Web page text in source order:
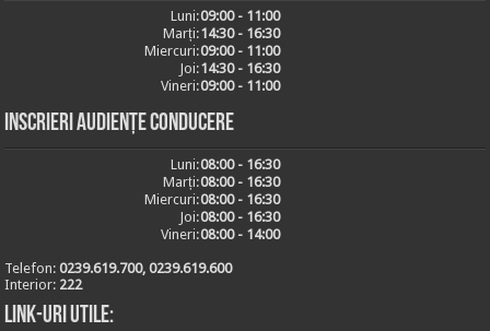
Luni:09:00 - 11:00
Marți:14:30 - 16:30
Miercuri:09:00 - 11:00
Joi:14:30 - 16:30
Vineri:09:00 - 11:00
Inscrieri audiențe conducere
Luni:08:00 - 16:30
Marți:08:00 - 16:30
Miercuri:08:00 - 16:30
Joi:08:00 - 16:30
Vineri:08:00 - 14:00
Telefon:0239.619.700, 0239.619.600
Interior: 222
Link-uri utile: